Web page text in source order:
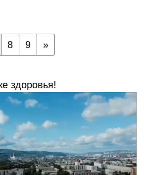
8 9 »
здоровья!